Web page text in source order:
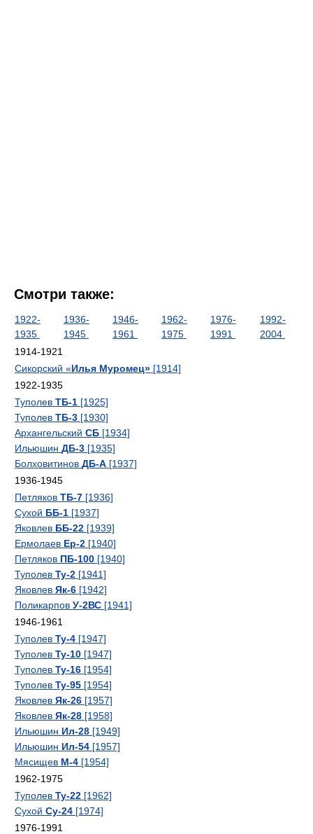
Смотри также:
1922-
1935
1936-
1945
1946-
1961
1962-
1975
1976-
1991
1992-
2004
1914-1921
Сикорский «Илья Муромец» [1914]
1922-1935
Туполев ТБ-1 [1925]
Туполев ТБ-3 [1930]
Архангельский СБ [1934]
Ильюшин ДБ-3 [1935]
Болховитинов ДБ-А [1937]
1936-1945
Петляков ТБ-7 [1936]
Сухой ББ-1 [1937]
Яковлев ББ-22 [1939]
Ермолаев Ер-2 [1940]
Петляков ПБ-100 [1940]
Туполев Ту-2 [1941]
Яковлев Як-6 [1942]
Поликарпов У-2ВС [1941]
1946-1961
Туполев Ту-4 [1947]
Туполев Ту-10 [1947]
Туполев Ту-16 [1954]
Туполев Ту-95 [1954]
Яковлев Як-26 [1957]
Яковлев Як-28 [1958]
Ильюшин Ил-28 [1949]
Ильюшин Ил-54 [1957]
Мясищев М-4 [1954]
1962-1975
Туполев Ту-22 [1962]
Сухой Су-24 [1974]
1976-1991